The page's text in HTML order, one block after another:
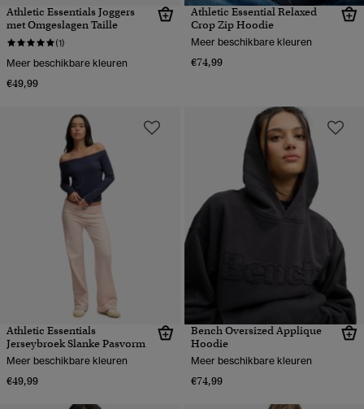
Athletic Essentials Joggers
met Omgeslagen Taille
(1)
Meer beschikbare kleuren
€49,99
Athletic Essential Relaxed
Crop Zip Hoodie
Meer beschikbare kleuren
€74,99
Athletic Essentials
Jerseybroek Slanke Pasvorm
Meer beschikbare kleuren
€49,99
Bench Oversized Applique
Hoodie
Meer beschikbare kleuren
€74,99